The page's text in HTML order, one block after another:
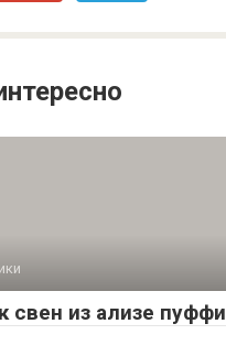
свен из ализе пуффи